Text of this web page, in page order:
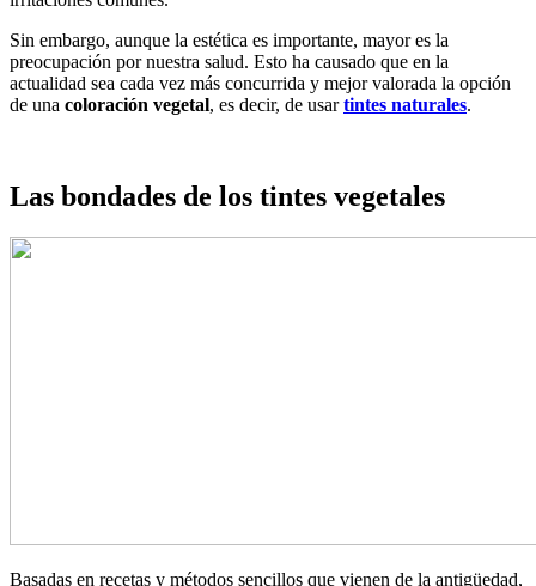
Sin embargo, aunque la estética es importante, mayor es la
preocupación por nuestra salud. Esto ha causado que en la
actualidad sea cada vez más concurrida y mejor valorada la opción
de una coloración vegetal, es decir, de usartintes naturales.
Las bondades de los tintes vegetales
Basadas en recetas y métodos sencillos que vienen de la antigüedad,